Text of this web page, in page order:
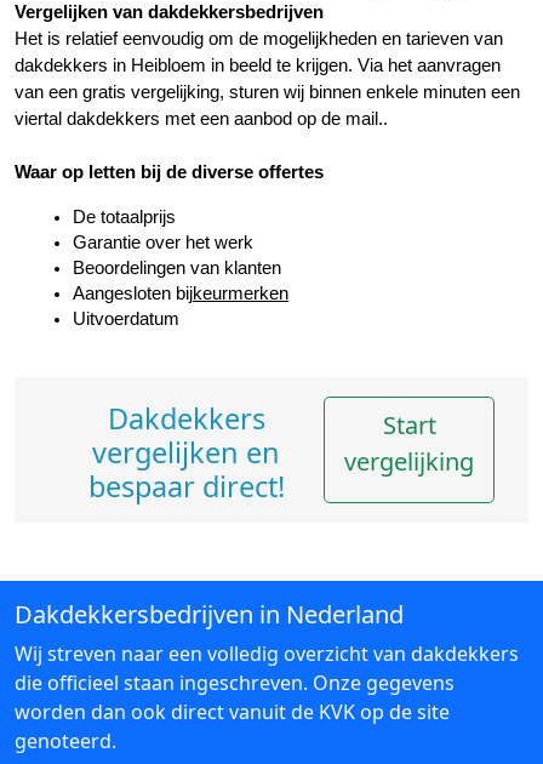
Vergelijken van dakdekkersbedrijven
Het is relatief eenvoudig om de mogelijkheden en tarieven van
dakdekkers in Heibloem in beeld te krijgen. Via het aanvragen
van een gratis vergelijking, sturen wij binnen enkele minuten een
viertal dakdekkers met een aanbod op de mail..
Waar op letten bij de diverse offertes
De totaalprijs
Garantie over het werk
Beoordelingen van klanten
Aangesloten bijkeurmerken
Uitvoerdatum
Dakdekkers
vergelijken en
bespaar direct!
Start
vergelijking
Dakdekkersbedrijven in Nederland
Wij streven naar een volledig overzicht van dakdekkers
die officieel staan ingeschreven. Onze gegevens
worden dan ook direct vanuit de KVK op de site
genoteerd.